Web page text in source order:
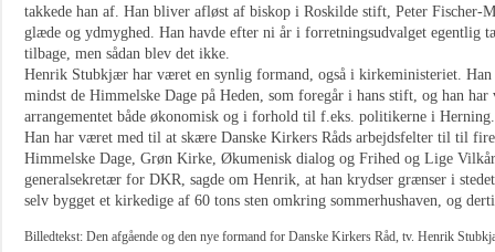
takkede han af. Han bliver afløst af biskop i Roskilde stift, Peter Fischer-
glæde og ydmyghed. Han havde efter ni år i forretningsudvalget
tilbage, men sådan blev det ikke.
Henrik Stubkjær har været en synlig formand, også i kirkeministeriet. Han
mindst de Himmelske Dage på Heden, som foregår i hans stift, og han
arrangementet både økonomisk og i forhold til f.eks. politikerne i Herning.
Han har været med til at skære Danske Kirkers Råds arbejdsfelter til til
Himmelske Dage, Grøn Kirke, Økumenisk dialog og Frihed og Lige
generalsekretær for DKR, sagde om Henrik, at han krydser grænser i
selv bygget et kirkedige af 60 tons sten omkring sommerhushaven, og
Billedtekst: Den afgående og den nye formand for Danske Kirkers Råd, tv. Henrik